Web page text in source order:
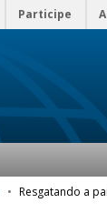
Participe